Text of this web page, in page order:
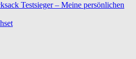
Testsieger – Meine persönlichen